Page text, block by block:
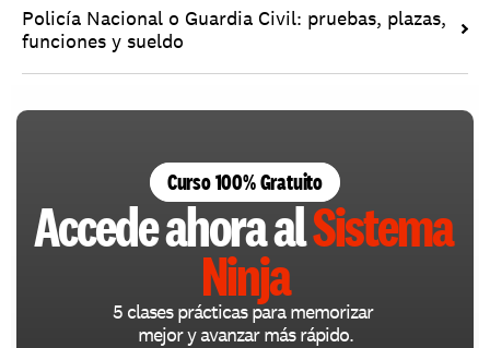
Policía Nacional o Guardia Civil: pruebas, plazas,
funciones y sueldo
Curso 100% Gratuito
Accede ahora al Sistema
Ninja
5 clases prácticas para memorizar
mejor y avanzar más rápido.